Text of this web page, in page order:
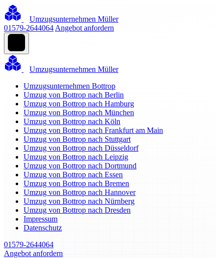
Umzugsunternehmen Müller
01579-2644064 Angebot anfordern
Umzugsunternehmen Müller
Umzugsunternehmen Bottrop
Umzug von Bottrop nach Berlin
Umzug von Bottrop nach Hamburg
Umzug von Bottrop nach München
Umzug von Bottrop nach Köln
Umzug von Bottrop nach Frankfurt am Main
Umzug von Bottrop nach Stuttgart
Umzug von Bottrop nach Düsseldorf
Umzug von Bottrop nach Leipzig
Umzug von Bottrop nach Dortmund
Umzug von Bottrop nach Essen
Umzug von Bottrop nach Bremen
Umzug von Bottrop nach Hannover
Umzug von Bottrop nach Nürnberg
Umzug von Bottrop nach Dresden
Impressum
Datenschutz
01579-2644064
Angebot anfordern